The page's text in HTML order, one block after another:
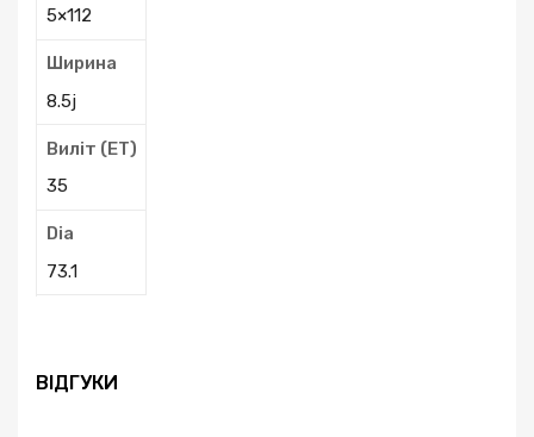
5×112
Ширина
8.5j
Виліт (ЕТ)
35
Dia
73.1
ВІДГУКИ